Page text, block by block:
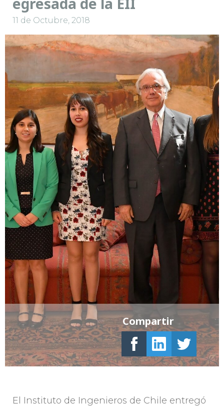
11 de Octubre, 2018
El Instituto de Ingenieros de Chile entregó
Compartir